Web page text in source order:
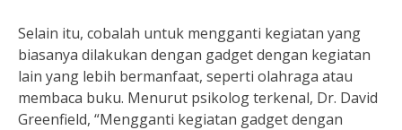
Selain itu, cobalah untuk mengganti kegiatan yang
biasanya dilakukan dengan gadget dengan kegiatan
lain yang lebih bermanfaat, seperti olahraga atau
membaca buku. Menurut psikolog terkenal, Dr. David
Greenfield, “Mengganti kegiatan gadget dengan